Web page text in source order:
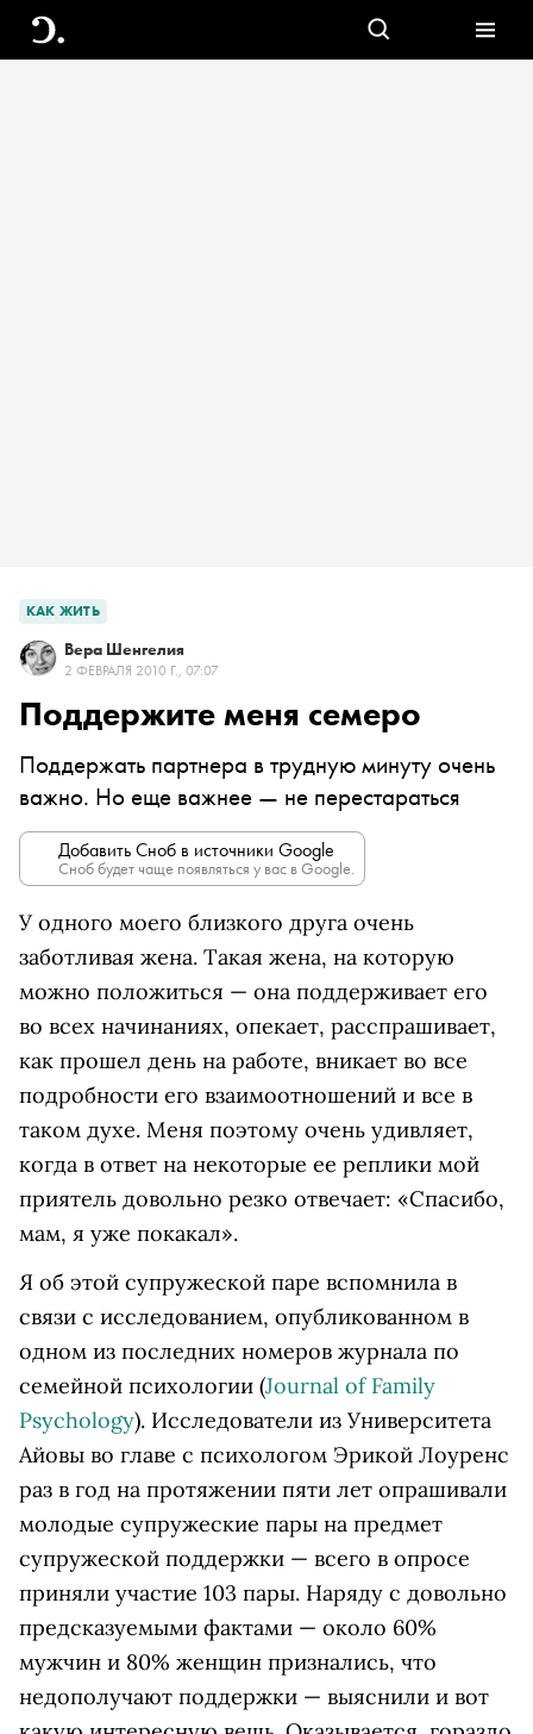
КАК ЖИТЬ
Вера Шенгелия
2 ФЕВРАЛЯ 2010 Г., 07:07
Поддержите меня семеро
Поддержать партнера в трудную минуту очень
важно. Но еще важнее — не перестараться
Добавить Сноб в источники Google
Сноб будет чаще появляться у вас в Google.
У одного моего близкого друга очень
заботливая жена. Такая жена, на которую
можно положиться — она поддерживает его
во всех начинаниях, опекает, расспрашивает,
как прошел день на работе, вникает во все
подробности его взаимоотношений и все в
таком духе. Меня поэтому очень удивляет,
когда в ответ на некоторые ее реплики мой
приятель довольно резко отвечает: «Спасибо,
мам, я уже покакал».
Я об этой супружеской паре вспомнила в
связи с исследованием, опубликованном в
одном из последних номеров журнала по
семейной психологии (Journal of Family
Psychology). Исследователи из Университета
Айовы во главе с психологом Эрикой Лоуренс
раз в год на протяжении пяти лет опрашивали
молодые супружеские пары на предмет
супружеской поддержки — всего в опросе
приняли участие 103 пары. Наряду с довольно
предсказуемыми фактами — около 60%
мужчин и 80% женщин признались, что
недополучают поддержки — выяснили и вот